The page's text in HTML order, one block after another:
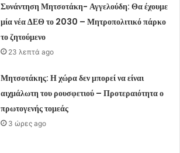
Συνάντηση Μητσοτάκη- Αγγελούδη: Θα έχουμε
μία νέα ΔΕΘ το 2030 – Μητροπολιτικό πάρκο
το ζητούμενο
23 λεπτά ago
Μητσοτάκης: Η χώρα δεν μπορεί να είναι
αιχμάλωτη του ρουσφετιού – Προτεραιότητα ο
πρωτογενής τομεάς
3 ώρες ago